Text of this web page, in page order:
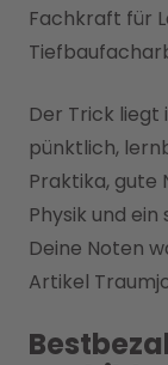
Fachkraft für
Der Trick liegt
pünktlich,
Praktika, gute
Physik und
Deine Noten
Artikel